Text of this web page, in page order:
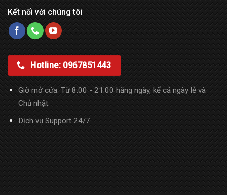
Kết nối với chúng tôi
Hotline: 0967851443
Giờ mở cửa: Từ 8:00 - 21:00 hằng ngày, kể cả ngày lễ và
Chủ nhật.
Dịch vụ Support 24/7